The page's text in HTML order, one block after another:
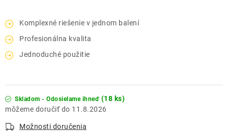
Komplexné riešenie v jednom balení
Profesionálna kvalita
Jednoduché použitie
Skladom - Odosielame ihneď (18 ks)
11.8.2026
Možnosti doručenia